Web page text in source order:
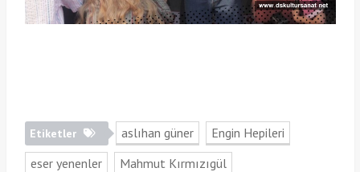
Etiketler aslıhan güner
Engin Hepileri
eser yenenler
Mahmut Kırmızıgül